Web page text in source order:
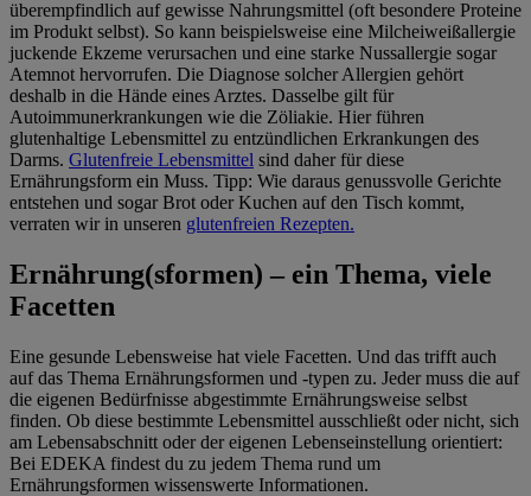
überempfindlich auf gewisse Nahrungsmittel (oft besondere Proteine
im Produkt selbst). So kann beispielsweise eine Milcheiweißallergie
juckende Ekzeme verursachen und eine starke Nussallergie sogar
Atemnot hervorrufen. Die Diagnose solcher Allergien gehört
deshalb in die Hände eines Arztes. Dasselbe gilt für
Autoimmunerkrankungen wie die Zöliakie. Hier führen
glutenhaltige Lebensmittel zu entzündlichen Erkrankungen des
Darms. Glutenfreie Lebensmittel sind daher für diese
Ernährungsform ein Muss. Tipp: Wie daraus genussvolle Gerichte
entstehen und sogar Brot oder Kuchen auf den Tisch kommt,
verraten wir in unseren glutenfreien Rezepten.
Ernährung(sformen) – ein Thema, viele
Facetten
Eine gesunde Lebensweise hat viele Facetten. Und das trifft auch
auf das Thema Ernährungsformen und -typen zu. Jeder muss die auf
die eigenen Bedürfnisse abgestimmte Ernährungsweise selbst
finden. Ob diese bestimmte Lebensmittel ausschließt oder nicht, sich
am Lebensabschnitt oder der eigenen Lebenseinstellung orientiert:
Bei EDEKA findest du zu jedem Thema rund um
Ernährungsformen wissenswerte Informationen.